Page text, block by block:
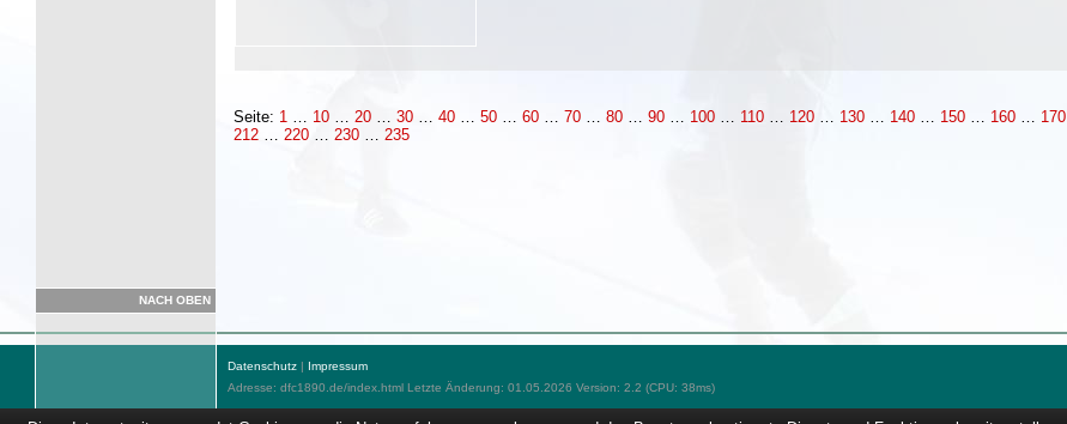
Seite: 1 … 10 … 20 … 30 … 40 … 50 … 60 … 70 … 80 … 90 … 100 … 110 … 120 … 130 … 140 … 150 … 160 … 170
212 … 220 … 230 … 235
NACH OBEN
Datenschutz | Impressum
Adresse: dfc1890.de/index.html Letzte Änderung: 01.05.2026 Version: 2.2 (CPU: 38ms)